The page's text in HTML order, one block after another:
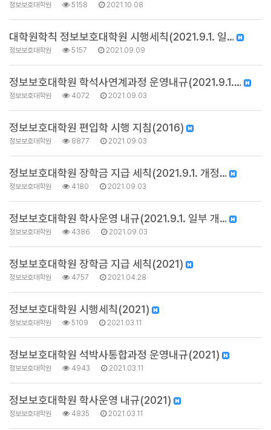
정보보호대학원 5158 2021.10.08
대학원학칙 정보보호대학원 시행세칙(2021.9.1. 일…
정보보호대학원 5157 2021.09.09
정보보호대학원 학석사연계과정 운영내규(2021.9.1.…
정보보호대학원 4072 2021.09.03
정보보호대학원 편입학 시행 지침(2016)
정보보호대학원 8877 2021.09.03
정보보호대학원 장학금 지급 세칙(2021.9.1. 개정…
정보보호대학원 4180 2021.09.03
정보보호대학원 학사운영 내규(2021.9.1. 일부 개…
정보보호대학원 4386 2021.09.03
정보보호대학원 장학금 지급 세칙(2021)
정보보호대학원 4757 2021.04.28
정보보호대학원 시행세칙(2021)
정보보호대학원 5109 2021.03.11
정보보호대학원 석박사통합과정 운영내규(2021)
정보보호대학원 4943 2021.03.11
정보보호대학원 학사운영 내규(2021)
정보보호대학원 4835 2021.03.11